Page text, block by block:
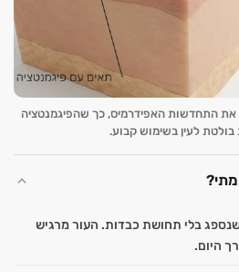
את התחדשות האפידרמיס, כך שהפיגמנטציה
לעין בשימוש קבוע.
בלי תחושת כבדות. העור מרגיש
היום.